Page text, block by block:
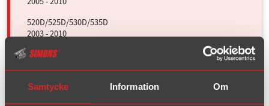
Samtycke Information Om
520D/525D/530D/535D
2003 - 2010
1995 - 2002